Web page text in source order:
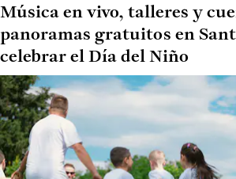
Música en vivo, talleres y
panoramas gratuitos en
celebrar el Día del Niño